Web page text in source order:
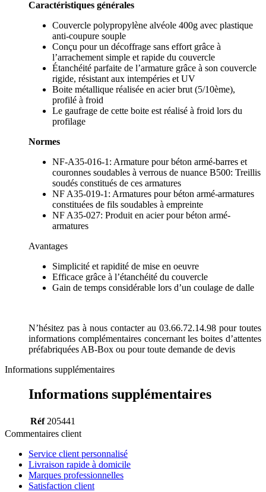
Caractéristiques générales
Couvercle polypropylène alvéole 400g avec plastique
anti-coupure souple
Conçu pour un décoffrage sans effort grâce à
l’arrachement simple et rapide du couvercle
Étanchéité parfaite de l’armature grâce à son couvercle
rigide, résistant aux intempéries et UV
Boite métallique réalisée en acier brut (5/10ème),
profilé à froid
Le gaufrage de cette boite est réalisé à froid lors du
profilage
Normes
NF-A35-016-1: Armature pour béton armé-barres et
couronnes soudables à verrous de nuance B500: Treillis
soudés constitués de ces armatures
NF A35-019-1: Armatures pour béton armé-armatures
constituées de fils soudables à empreinte
NF A35-027: Produit en acier pour béton armé-
armatures
Avantages
Simplicité et rapidité de mise en oeuvre
Efficace grâce à l’étanchéité du couvercle
Gain de temps considérable lors d’un coulage de dalle
N’hésitez pas à nous contacter au 03.66.72.14.98 pour toutes
informations complémentaires concernant les boites d’attentes
préfabriquées AB-Box ou pour toute demande de devis
Informations supplémentaires
Informations supplémentaires
Réf 205441
Commentaires client
Service client personnalisé
Livraison rapide à domicile
Marques professionnelles
Satisfaction client